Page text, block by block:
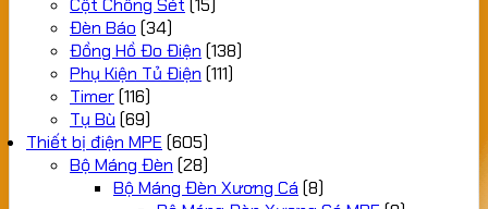
Cột Chống Sét (15)
Đèn Báo (34)
Đồng Hồ Đo Điện (138)
Phụ Kiện Tủ Điện (111)
Timer(116)
Tụ Bù (69)
Thiết bị điện MPE (605)
Bộ Máng Đèn (28)
Bộ Máng Đèn Xương Cá (8)